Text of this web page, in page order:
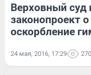
Верховный суд
законопроект
оскорбление
24 мая, 2016, 17:29 270